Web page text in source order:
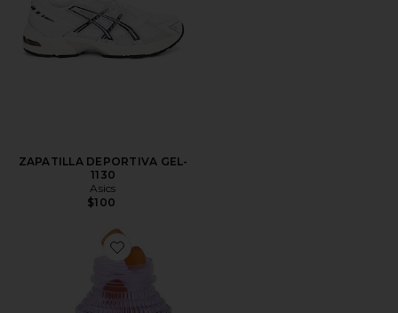
ZAPATILLA DEPORTIVA GEL-
1130
Asics
$100
Favorite GOMITAS DE VITAMINA PURR